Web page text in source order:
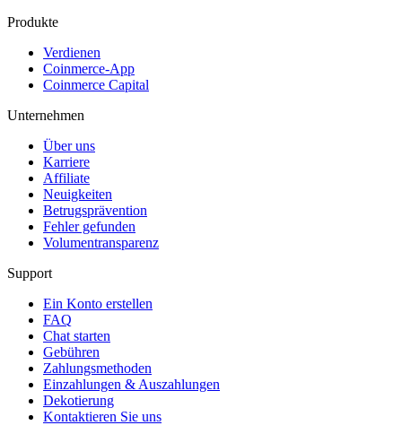
Produkte
Verdienen
Coinmerce-App
Coinmerce Capital
Unternehmen
Über uns
Karriere
Affiliate
Neuigkeiten
Betrugsprävention
Fehler gefunden
Volumentransparenz
Support
Ein Konto erstellen
FAQ
Chat starten
Gebühren
Zahlungsmethoden
Einzahlungen & Auszahlungen
Dekotierung
Kontaktieren Sie uns